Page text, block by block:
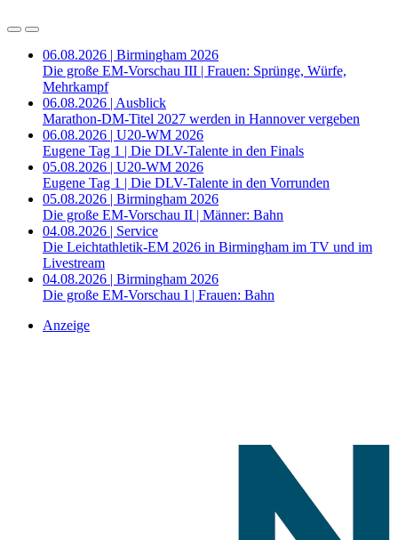
06.08.2026 | Birmingham 2026
Die große EM-Vorschau III | Frauen: Sprünge, Würfe,
Mehrkampf
06.08.2026 | Ausblick
Marathon-DM-Titel 2027 werden in Hannover vergeben
06.08.2026 | U20-WM 2026
Eugene Tag 1 | Die DLV-Talente in den Finals
05.08.2026 | U20-WM 2026
Eugene Tag 1 | Die DLV-Talente in den Vorrunden
05.08.2026 | Birmingham 2026
Die große EM-Vorschau II | Männer: Bahn
04.08.2026 | Service
Die Leichtathletik-EM 2026 in Birmingham im TV und im
Livestream
04.08.2026 | Birmingham 2026
Die große EM-Vorschau I | Frauen: Bahn
Anzeige